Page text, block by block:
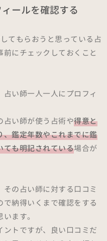
ールを確認する
てもらおうと思っている占
にチェックしておくこと
い師一人一人にプロフィ
占い師が使う占術や得意と
鑑定年数やこれまでに鑑
ても明記されている場合が
の占い師に対する口コミ
納得いくまで確認をする
ます。
トですが、良い口コミだ